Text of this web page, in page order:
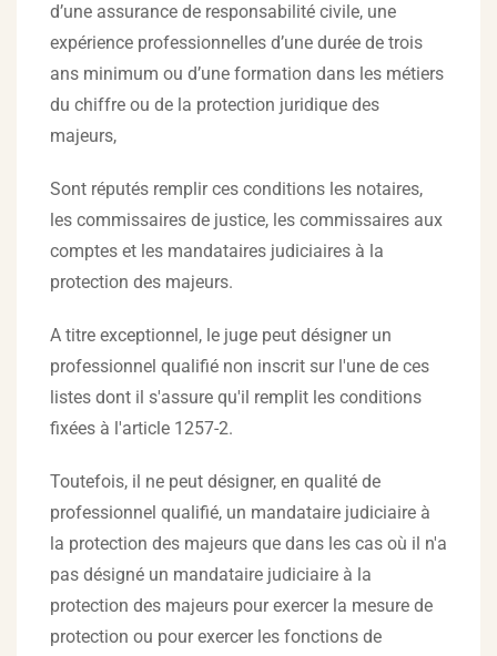
d’une assurance de responsabilité civile, une
expérience professionnelles d’une durée de trois
ans minimum ou d’une formation dans les métiers
du chiffre ou de la protection juridique des
majeurs,
Sont réputés remplir ces conditions les notaires,
les commissaires de justice, les commissaires aux
comptes et les mandataires judiciaires à la
protection des majeurs.
A titre exceptionnel, le juge peut désigner un
professionnel qualifié non inscrit sur l'une de ces
listes dont il s'assure qu'il remplit les conditions
fixées à l'article 1257-2.
Toutefois, il ne peut désigner, en qualité de
professionnel qualifié, un mandataire judiciaire à
la protection des majeurs que dans les cas où il n'a
pas désigné un mandataire judiciaire à la
protection des majeurs pour exercer la mesure de
protection ou pour exercer les fonctions de